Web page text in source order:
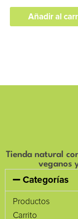
Añadir al
Tienda natural
veganos
Categorías
Productos
Carrito